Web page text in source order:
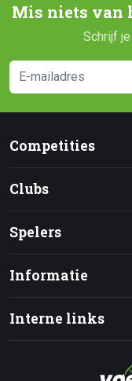
Mis niets van
Schrijf
Competities
Clubs
Spelers
Informatie
Interne links